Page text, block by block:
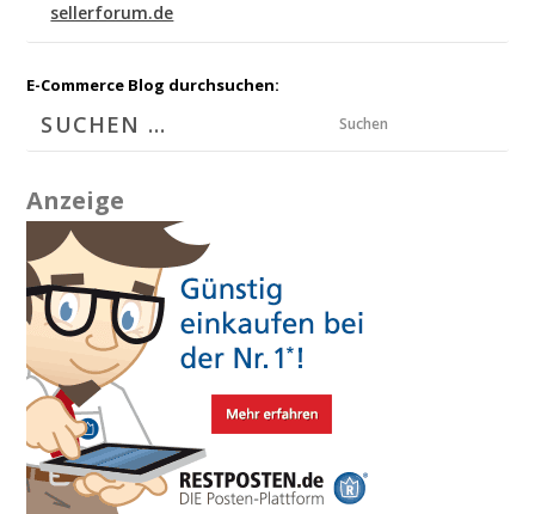
sellerforum.de
E-Commerce Blog durchsuchen:
Suchen
Anzeige